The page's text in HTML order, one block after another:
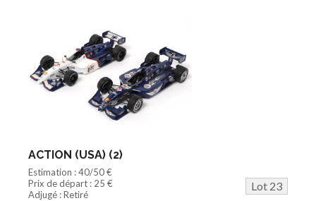
ACTION (USA) (2)
Estimation : 40/50 €
Prix de départ : 25 €
Lot 23
Adjugé : Retiré